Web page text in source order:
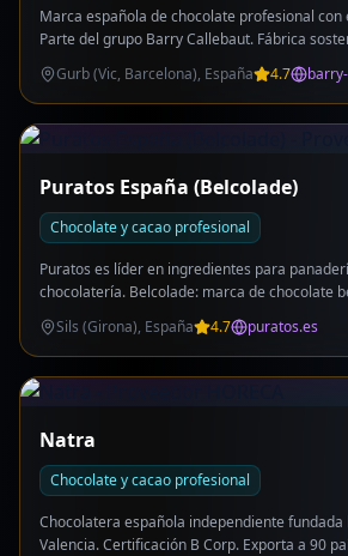
Marca española de chocolate profesional
Parte del grupo Barry Callebaut. Fábrica
Barcelona). Catálogo: Línea Premium (Origin
Selección), coberturas clásicas: Tobado (negro
nueva Lennix 57% (negro intenso). Enfoque
chocolateros españoles. Embajador: Raúl
Artesano Chocolatero de España). Chocolate
sus instalaciones.
Gurb (Vic, Barcelona), España 4.7
Puratos España (Belcolade)
Chocolate y cacao profesional
Puratos es líder en ingredientes para
chocolatería. Belcolade: marca de chocolate
1988 para profesionales. Made in Belgium.
Selection (negro 54%, leche, blanco 29.5%),
Perú), Plant Based (vegano), Cacao-Trace
neutra en carbono. Centros Puratos Inspira
Oficinas: Sils (sede), Terrassa, Madrid
6000m²). Atención cliente: 900 878 779
Sils (Girona), España 4.7 puratos.es
Natra
Chocolate y cacao profesional
Chocolatera española independiente fundada
Valencia. Certificación B Corp. Exporta a 90